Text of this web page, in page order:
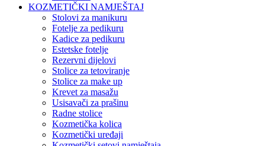
KOZMETIČKI NAMJEŠTAJ
Stolovi za manikuru
Fotelje za pedikuru
Kadice za pedikuru
Estetske fotelje
Rezervni dijelovi
Stolice za tetoviranje
Stolice za make up
Krevet za masažu
Usisavači za prašinu
Radne stolice
Kozmetička kolica
Kozmetički uređaji